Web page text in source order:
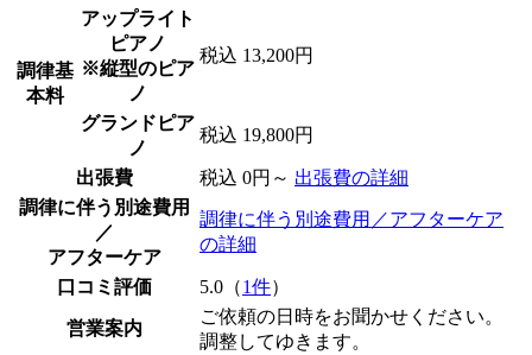
調律基
本料
アップライト
ピアノ
※縦型のピア
ノ
税込 13,200円
グランドピア
ノ
税込 19,800円
出張費 税込 0円～ 出張費の詳細
調律に伴う別途費用
／
アフターケア
調律に伴う別途費用／アフターケア
の詳細
口コミ評価 5.0（1件）
営業案内
ご依頼の日時をお聞かせください。
調整してゆきます。